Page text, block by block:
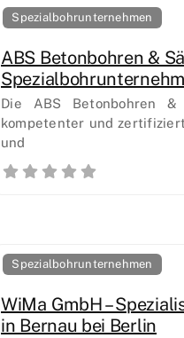
Spezialbohrunternehmen
ABS Betonbohren &
Die ABS Betonbohren
kompetenter und
und
Spezialbohrunternehmen
WiMa GmbH –
in Bernau bei Berlin